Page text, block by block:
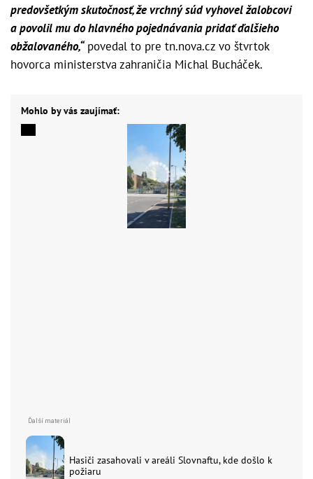
predovšetkým skutočnosť, že vrchný súd vyhovel žalobcovi
a povolil mu do hlavného pojednávania pridať ďalšieho
obžalovaného,“povedal to pre tn.nova.cz vo štvrtok
hovorca ministerstva zahraničia Michal Bucháček.
Mohlo by vás zaujímať:
Hasiči zasahovali v areáli Slovnaftu, kde došlo k
požiaru